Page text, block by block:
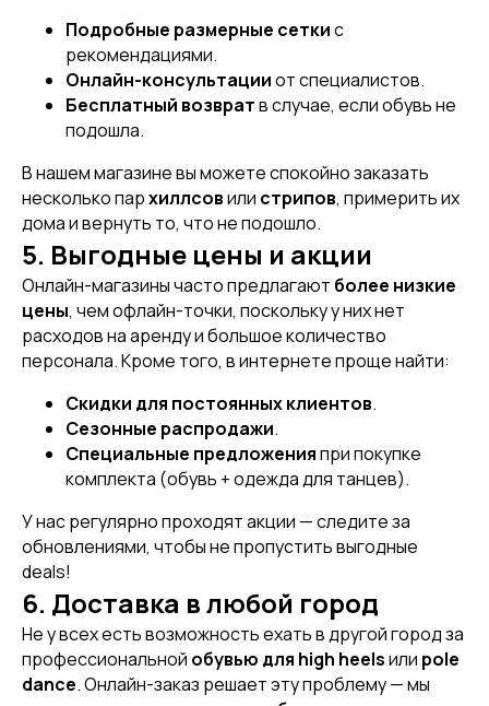
Подробные размерные сеткис
рекомендациями.
Онлайн-консультацииот специалистов.
Бесплатный возвратв случае, если обувь не
подошла.
В нашем магазине вы можете спокойно заказать
несколько пархиллсовили стрипов, примерить их
дома и вернуть то, что не подошло.
5. Выгодные цены и акции
Онлайн-магазины часто предлагают более низкие
цены, чем офлайн-точки, поскольку у них нет
расходов на аренду и большое количество
персонала. Кроме того, в интернете проще найти:
Скидки для постоянных клиентов.
Сезонные распродажи.
Специальные предложенияпри покупке
комплекта (обувь + одежда для танцев).
У нас регулярно проходят акции — следите за
обновлениями, чтобы не пропустить выгодные
deals!
6. Доставка в любой город
Не у всех есть возможность ехать в другой город за
профессиональной обувью для high heelsили pole
dance. Онлайн-заказ решает эту проблему — мы
[ DISCOUNTS ]
АКЦИИ